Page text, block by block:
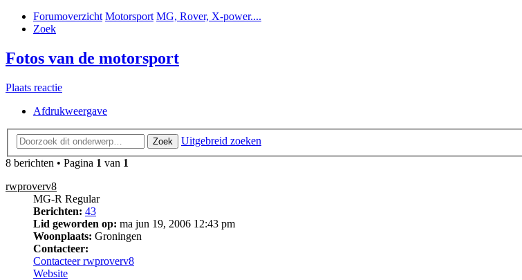
Forumoverzicht Motorsport MG, Rover, X-power....
Zoek
Fotos van de motorsport
Plaats reactie
Afdrukweergave
Zoek
Uitgebreid zoeken
8 berichten • Pagina 1 van 1
rwproverv8
MG-R Regular
Berichten: 43
Lid geworden op: ma jun 19, 2006 12:43 pm
Woonplaats: Groningen
Contacteer:
Contacteer rwproverv8
Website